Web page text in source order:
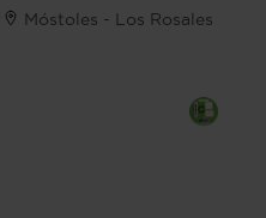
Móstoles - Los Rosales